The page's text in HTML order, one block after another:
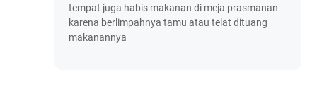
tempat juga habis makanan di meja prasmanan
karena berlimpahnya tamu atau telat dituang
makanannya